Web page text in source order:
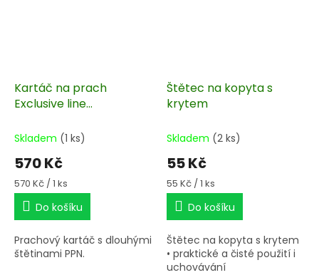
Kartáč na prach
Exclusive line
Skladem (1 ks)
570 Kč
Měrná
cena:
570 Kč / 1 ks
Do košíku
Prachový kartáč s dlouhými
štětinami PPN.
Štětec na kopyta s
krytem
Skladem (2 ks)
55 Kč
Měrná
cena:
55 Kč / 1 ks
Do košíku
Štětec na kopyta s krytem
• praktické a čisté použití i
uchovávání